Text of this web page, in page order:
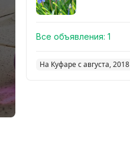
Все объявления: 1
На Куфаре с августа, 2018